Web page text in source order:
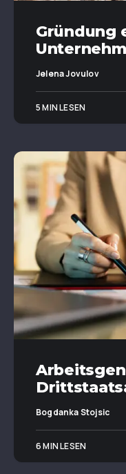
Gründung
Jelena Jovulov
5 MIN LESEN
Bogdanka Stojsic
6 MIN LESEN